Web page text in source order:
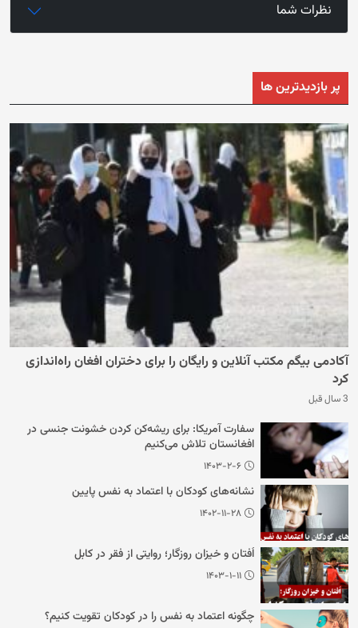
نظرات شما
پر بازدیدترین ها
آکادمی بیگم مکتب آنلاین و رایگان را برای دختران افغان راه‌اندازی
کرد
3 سال قبل
سفارت آمریکا: برای ریشه‌کن کردن خشونت جنسی در
افغانستان تلاش می‌کنیم
۱۴۰۳-۲-۶
نشانه‌های کودکان با اعتماد به نفس پایین
۱۴۰۲-۱۱-۲۸
اُفتان و خیزان روزگار؛ روایتی از فقر در کابل
۱۴۰۳-۱-۱۱
چگونه اعتماد به نفس را در کودکان تقویت کنیم؟